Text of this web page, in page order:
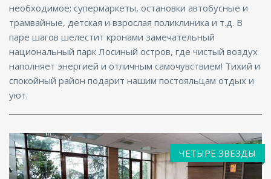
необходимое: супермаркеты, остановки автобусные и
трамвайные, детская и взрослая поликлиника и т.д. В
паре шагов шелестит кронами замечательный
национальный парк Лосиный остров, где чистый воздух
наполняет энергией и отличным самочувствием! Тихий и
спокойный район подарит нашим постояльцам отдых и
уют.
ЧЕТЫРЕ ЗВЕЗДЫ